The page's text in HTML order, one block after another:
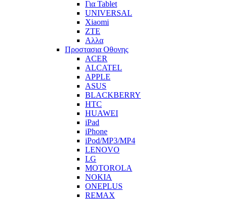
Για Tablet
UNIVERSAL
Xiaomi
ZTE
Αλλα
Προστασια Οθονης
ACER
ALCATEL
APPLE
ASUS
BLACKBERRY
HTC
HUAWEI
iPad
iPhone
iPod/MP3/MP4
LENOVO
LG
MOTOROLA
NOKIA
ONEPLUS
REMAX